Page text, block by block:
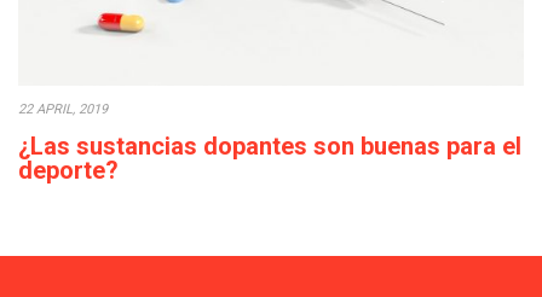
22 APRIL, 2019
¿Las sustancias dopantes son buenas para el
deporte?